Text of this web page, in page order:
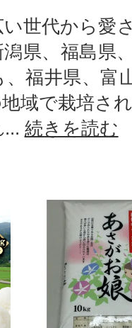
世代から愛
県、福島県
福井県、富
域で栽培さ
続きを読む